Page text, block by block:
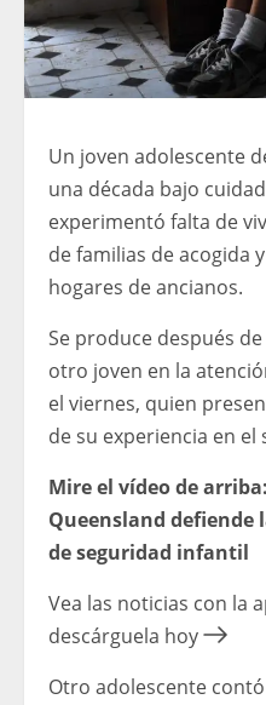
Un joven adolescente
una década bajo
experimentó falta de
de familias de acogida
hogares de ancianos.
Se produce después
otro joven en la
el viernes, quien
de su experiencia en el
Mire el vídeo de
Queensland defiende
de seguridad infantil
Vea las noticias con la
descárguela hoy
Otro adolescente